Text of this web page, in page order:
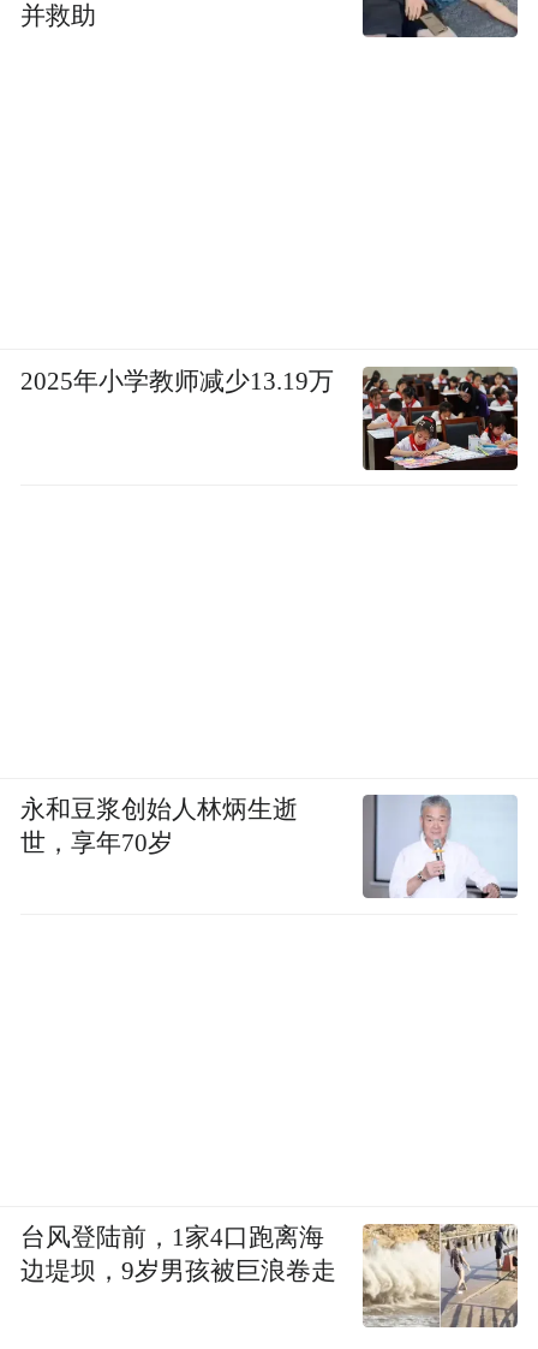
并救助
2025年小学教师减少13.19万
永和豆浆创始人林炳生逝
世，享年70岁
台风登陆前，1家4口跑离海
边堤坝，9岁男孩被巨浪卷走